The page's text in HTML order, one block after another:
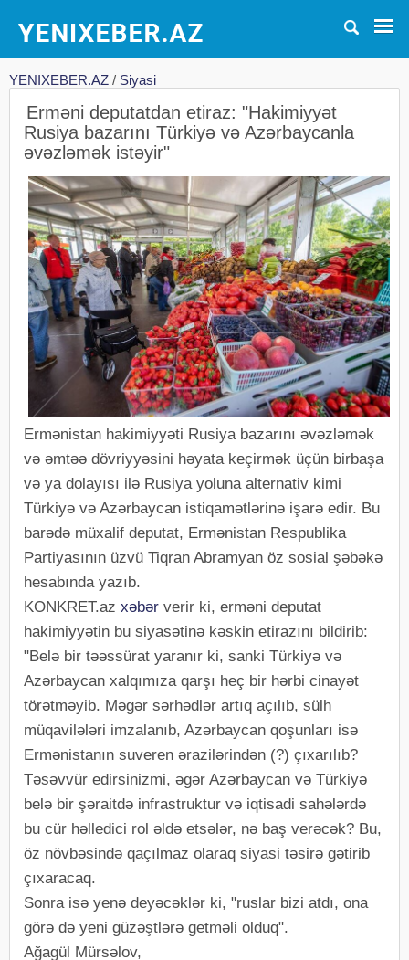
YENIXEBER.AZ / Siyasi
Erməni deputatdan etiraz: "Hakimiyyət
Rusiya bazarını Türkiyə və Azərbaycanla
əvəzləmək istəyir"
Ermənistan hakimiyyəti Rusiya bazarını əvəzləmək
və əmtəə dövriyyəsini həyata keçirmək üçün birbaşa
və ya dolayısı ilə Rusiya yoluna alternativ kimi
Türkiyə və Azərbaycan istiqamətlərinə işarə edir. Bu
barədə müxalif deputat, Ermənistan Respublika
Partiyasının üzvü Tiqran Abramyan öz sosial şəbəkə
hesabında yazıb.
KONKRET.az xəbər verir ki, erməni deputat
hakimiyyətin bu siyasətinə kəskin etirazını bildirib:
"Belə bir təəssürat yaranır ki, sanki Türkiyə və
Azərbaycan xalqımıza qarşı heç bir hərbi cinayət
törətməyib. Məgər sərhədlər artıq açılıb, sülh
müqavilələri imzalanıb, Azərbaycan qoşunları isə
Ermənistanın suveren ərazilərindən (?) çıxarılıb?
Təsəvvür edirsinizmi, əgər Azərbaycan və Türkiyə
belə bir şəraitdə infrastruktur və iqtisadi sahələrdə
bu cür həlledici rol əldə etsələr, nə baş verəcək? Bu,
öz növbəsində qaçılmaz olaraq siyasi təsirə gətirib
çıxaracaq.
Sonra isə yenə deyəcəklər ki, "ruslar bizi atdı, ona
görə də yeni güzəştlərə getməli olduq".
Ağagül Mürsəlov,